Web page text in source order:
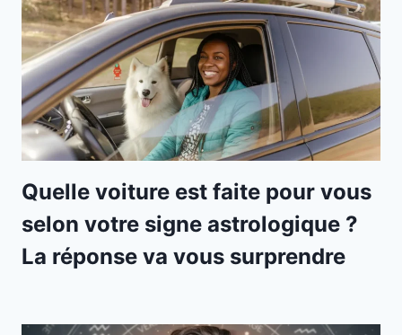
Quelle voiture est faite pour vous
selon votre signe astrologique ?
La réponse va vous surprendre